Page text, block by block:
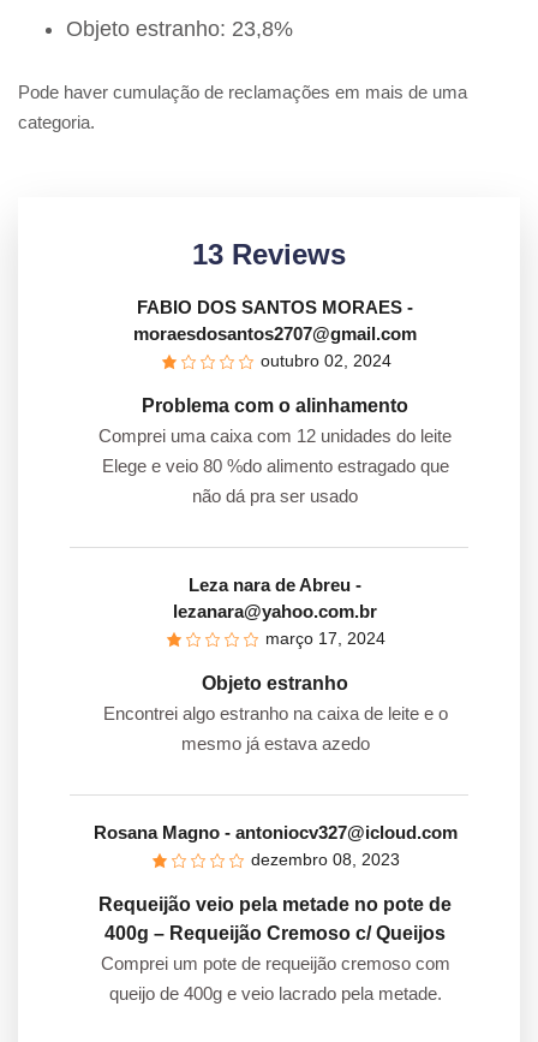
Objeto estranho: 23,8%
Pode haver cumulação de reclamações em mais de uma
categoria.
13 Reviews
FABIO DOS SANTOS MORAES -
moraesdosantos2707@gmail.com
outubro 02, 2024
Problema com o alinhamento
Comprei uma caixa com 12 unidades do leite
Elege e veio 80 %do alimento estragado que
não dá pra ser usado
Leza nara de Abreu -
lezanara@yahoo.com.br
março 17, 2024
Objeto estranho
Encontrei algo estranho na caixa de leite e o
mesmo já estava azedo
Rosana Magno - antoniocv327@icloud.com
dezembro 08, 2023
Requeijão veio pela metade no pote de
400g – Requeijão Cremoso c/ Queijos
Comprei um pote de requeijão cremoso com
queijo de 400g e veio lacrado pela metade.